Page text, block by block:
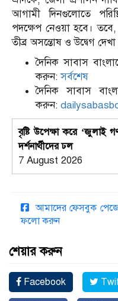
আগামী দিনগুলোতে
পদক্ষেপ নেওয়া হবে। তবে,
তীব্র অসন্তোষ ও উদ্বেগ দেখা
দৈনিক সাবাস
করুন:সর্বশেষ
দৈনিক সাবাস
করুন:
বৃষ্টি উপেক্ষা করে ‘জুলাই
দর্শনার্থীদের ঢল
7 August 2026
আমাদের ফেসবুক
ফলো করুন
শেয়ার করুন
Facebook